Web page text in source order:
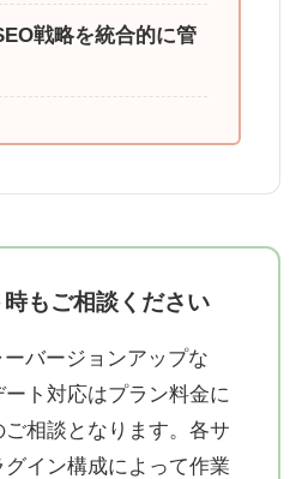
戦略を統合的に管
もご相談ください
バージョンアップな
ト対応はプラン料金に
相談となります。各サ
イン構成によって作業